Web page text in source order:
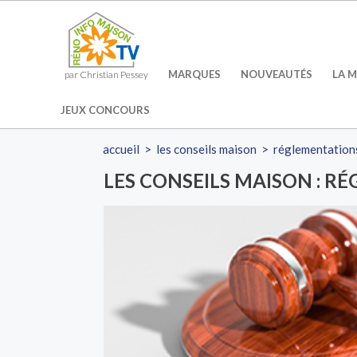
par Christian Pessey MARQUES NOUVEAUTÉS LA
JEUX CONCOURS
accueil > les conseils maison >
LES CONSEILS MAISON :